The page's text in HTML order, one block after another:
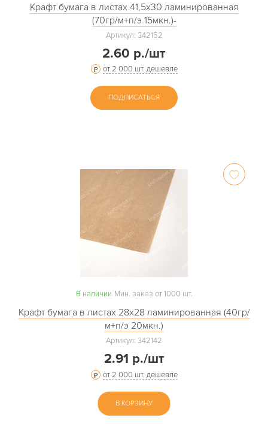
Крафт бумага в листах 41,5х30 ламинированная
(70гр/м+п/э 15мкн.)-
Артикул: 342152
2.60 р./шт
от 2 000 шт. дешевле
ПОДПИСАТЬСЯ
В наличии Мин. заказ от 1000 шт.
Крафт бумага в листах 28х28 ламинированная (40гр/
м+п/э 20мкн.)
Артикул: 342142
2.91 р./шт
от 2 000 шт. дешевле
В КОРЗИНУ